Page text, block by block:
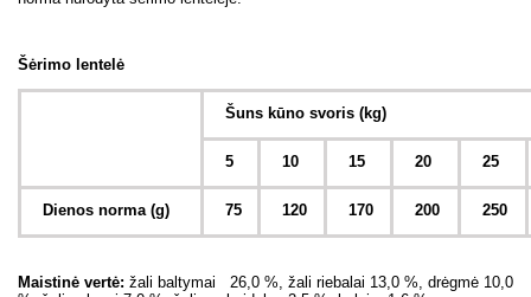
Šėrimo lentelė
Šuns kūno svoris (kg)
5 10 15 20 25
Dienos norma (g) 75 120 170 200 250
Maistinė vertė: žali baltymai 26,0 %, žali riebalai 13,0 %, drėgmė 10,0